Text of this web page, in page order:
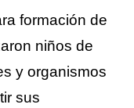
formación de
niños de
y organismos
sus